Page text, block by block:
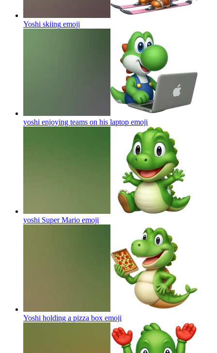
Yoshi skiing emoji
yoshi enjoying teams on his laptop emoji
yoshi Super Mario emoji
Yoshi holding a pizza box emoji